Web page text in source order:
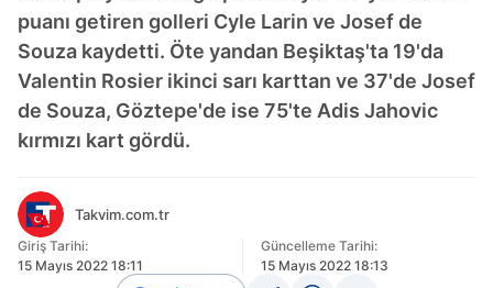
puanı getiren golleri Cyle Larin ve Josef de
Souza kaydetti. Öte yandan Beşiktaş'ta 19'da
Valentin Rosier ikinci sarı karttan ve 37'de Josef
de Souza, Göztepe'de ise 75'te Adis Jahovic
kırmızı kart gördü.
Takvim.com.tr
Giriş Tarihi:
15 Mayıs 2022 18:11
Güncelleme Tarihi:
15 Mayıs 2022 18:13